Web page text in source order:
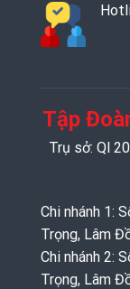
Tập
Trụ sở: Ql
Chi nhánh 1:
Trọng, Lâm
Chi nhánh 2:
Trọng, Lâm